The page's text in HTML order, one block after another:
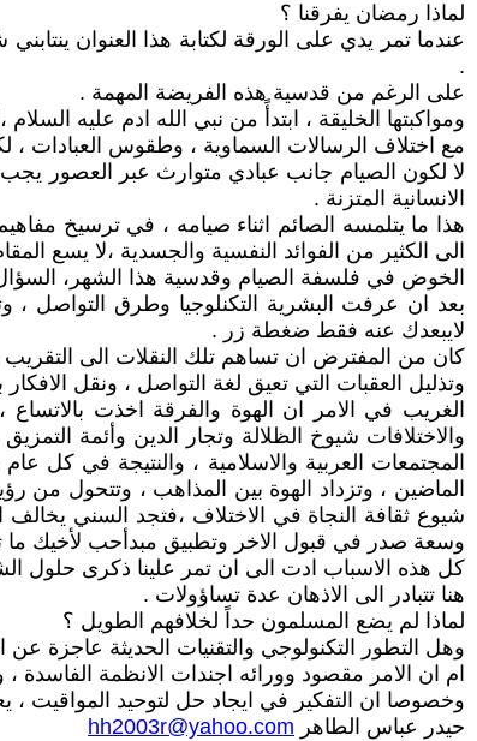
لماذا رمضان يفرقنا ؟
عندما تمر يدي على الورقة لكتابة هذا العنوان
.
على الرغم من قدسية هذه الفريضة المهمة .
ومواكبتها الخليقة ، ابتدأً من نبي الله ادم عليه
مع اختلاف الرسالات السماوية ، وطقوس العبادات
لا لكون الصيام جانب عبادي متوارث عبر العصور
الانسانية المتزنة .
هذا ما يتلمسه الصائم اثناء صيامه ، في ترسيخ
الى الكثير من الفوائد النفسية والجسدية ،لا يسع
الخوض في فلسفة الصيام وقدسية هذا الشهر،
بعد ان عرفت البشرية التكنلوجيا وطرق التواصل ،
لايبعدك عنه فقط ضغطة زر .
كان من المفترض ان تساهم تلك النقلات الى التقريب
وتذليل العقبات التي تعيق لغة التواصل ، ونقل
الغريب في الامر ان الهوة والفرقة اخذت
والاختلافات شيوخ الظلالة وتجار الدين وأئمة
المجتمعات العربية والاسلامية ، والنتيجة في
الماضين ، وتزداد الهوة بين المذاهب ، وتتحول
شيوع ثقافة النجاة في الاختلاف ،فتجد السني
وسعة صدر في قبول الاخر وتطبيق مبدأحب لأخيك
كل هذه الاسباب ادت الى ان تمر علينا ذكرى حلول
هنا تتبادر الى الاذهان عدة تساؤولات .
لماذا لم يضع المسلمون حداً لخلافهم الطويل ؟
وهل التطور التكنولوجي والتقنيات الحديثة عاجزة
ام ان الامر مقصود وورائه اجندات الانظمة الفاسدة
وخصوصا ان التفكير في ايجاد حل لتوحيد المواقيت
حيدر عباس الطاهر hh2003r@yahoo.com